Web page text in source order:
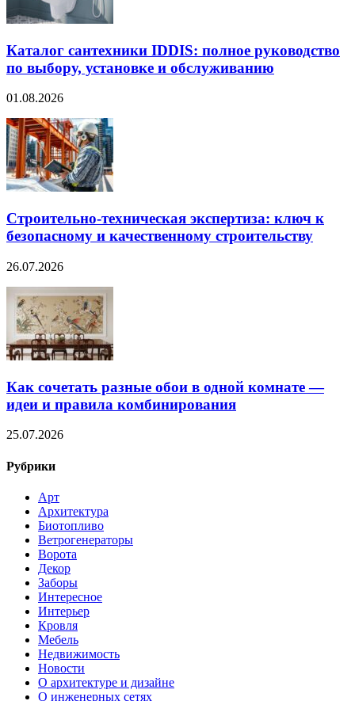
Каталог сантехники IDDIS: полное руководство
по выбору, установке и обслуживанию
01.08.2026
Строительно‑техническая экспертиза: ключ к
безопасному и качественному строительству
26.07.2026
Как сочетать разные обои в одной комнате —
идеи и правила комбинирования
25.07.2026
Рубрики
Арт
Архитектура
Биотопливо
Ветрогенераторы
Ворота
Декор
Заборы
Интересное
Интерьер
Кровля
Мебель
Недвижимость
Новости
О архитектуре и дизайне
О инженерных сетях